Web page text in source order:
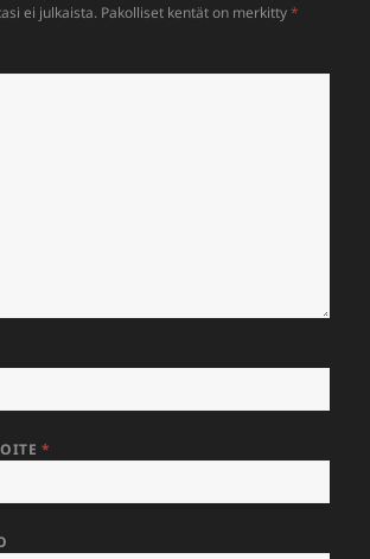
ei julkaista. Pakolliset kentät on merkitty*
*